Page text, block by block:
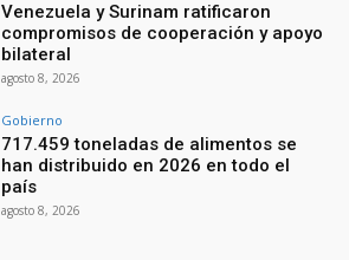
Venezuela y Surinam ratificaron
compromisos de cooperación y apoyo
bilateral
agosto 8, 2026
Gobierno
717.459 toneladas de alimentos se
han distribuido en 2026 en todo el
país
agosto 8, 2026